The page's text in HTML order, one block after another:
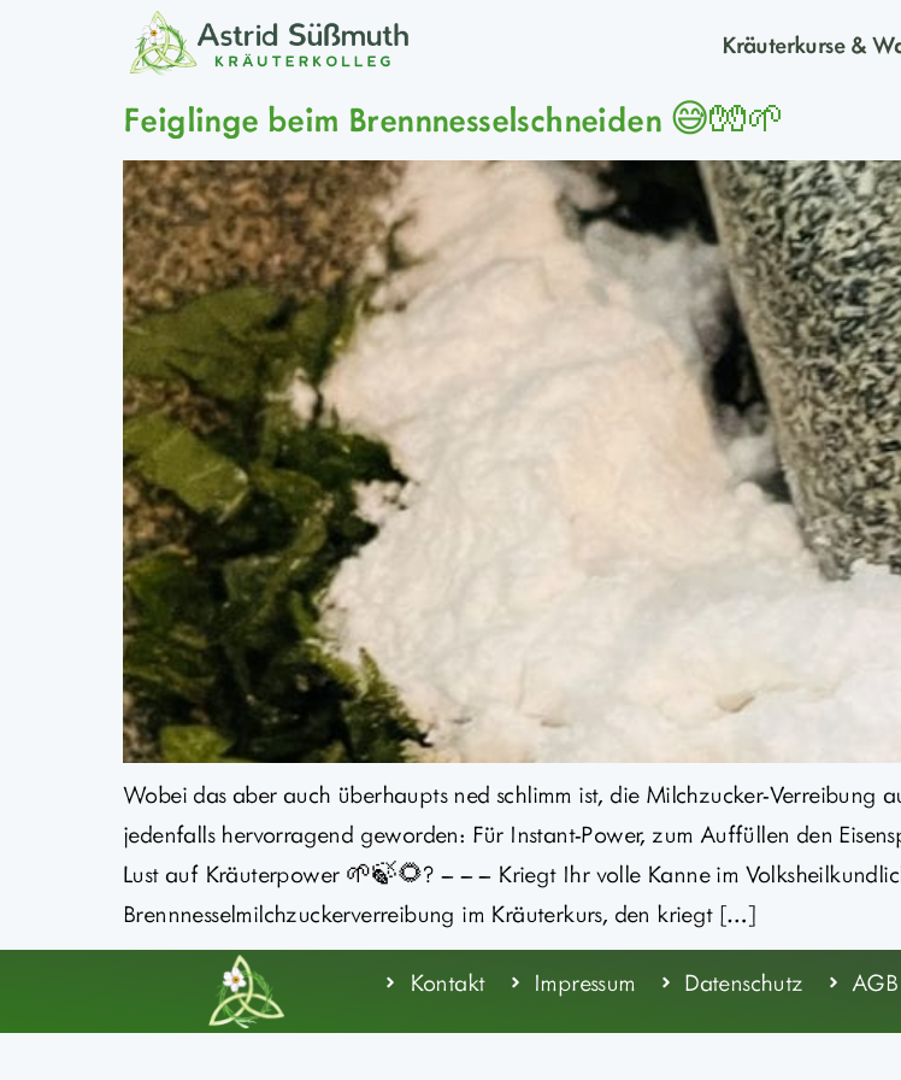
Kräuterkurse &
Feiglinge beim Brennnesselschneiden 😅🧤🌱
Wobei das aber auch überhaupts ned schlimm ist, die Milchzucker-Verreibung
jedenfalls hervorragend geworden: Für Instant-Power, zum Auffüllen den
Lust auf Kräuterpower 🌱🍃🌻? – – – Kriegt Ihr volle Kanne im
Brennnesselmilchzuckerverreibung im Kräuterkurs, den kriegt […]
Kontakt Impressum Datenschutz AGB